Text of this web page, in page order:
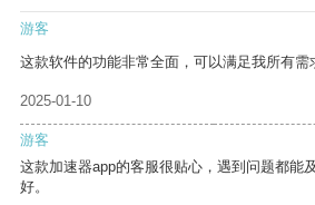
游客
这款软件的功能非常全面，可以满足我所有需
2025-01-10
游客
这款加速器app的客服很贴心，遇到问题都能
好。